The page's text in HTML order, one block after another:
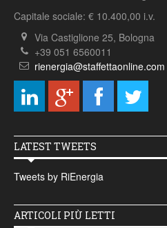
Capitale sociale: € 10.400,00 i.v.
Via Castiglione 25, Bologna
+39 051 6560011
rienergia@staffettaonline.com
LATEST TWEETS
Tweets by RiEnergia
ARTICOLI PIÙ LETTI